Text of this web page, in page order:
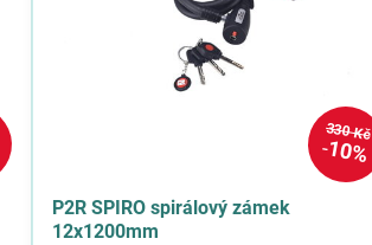
330 Kč
10%
P2R SPIRO spirálový zámek
12x1200mm